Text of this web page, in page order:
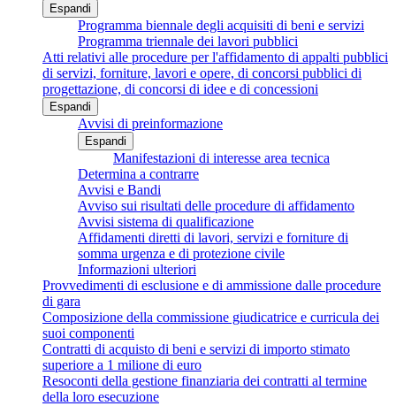
Espandi
Programma biennale degli acquisiti di beni e servizi
Programma triennale dei lavori pubblici
Atti relativi alle procedure per l'affidamento di appalti pubblici
di servizi, forniture, lavori e opere, di concorsi pubblici di
progettazione, di concorsi di idee e di concessioni
Espandi
Avvisi di preinformazione
Espandi
Manifestazioni di interesse area tecnica
Determina a contrarre
Avvisi e Bandi
Avviso sui risultati delle procedure di affidamento
Avvisi sistema di qualificazione
Affidamenti diretti di lavori, servizi e forniture di
somma urgenza e di protezione civile
Informazioni ulteriori
Provvedimenti di esclusione e di ammissione dalle procedure
di gara
Composizione della commissione giudicatrice e curricula dei
suoi componenti
Contratti di acquisto di beni e servizi di importo stimato
superiore a 1 milione di euro
Resoconti della gestione finanziaria dei contratti al termine
della loro esecuzione